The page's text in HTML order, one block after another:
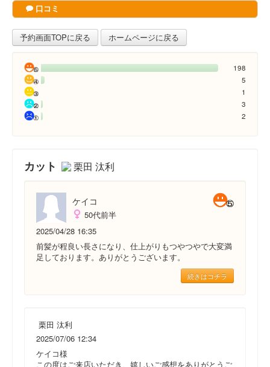
口コミ
予約画面TOPに戻る ホームページに戻る
198
5
1
3
2
カット 栗田 汰利
ケイコ
50代前半
2025/04/28 16:35
前髪が程良い長さになり、仕上がりもつやつやで大変満
足しております。ありがとうございます。
続きはコチラ
栗田 汰利
2025/07/06 12:34
ケイコ様
この度はご来店いただき、嬉しいご感想をありがとうご